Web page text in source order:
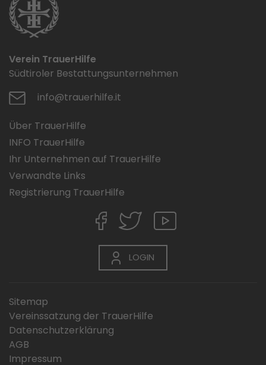
Verein TrauerHilfe
Südtiroler Bestattungsunternehmen
info@trauerhilfe.it
Über TrauerHilfe
INFO TrauerHilfe
Ihr Unternehmen auf TrauerHilfe
Verwandte Links
Registrierung TrauerHilfe
LOGIN
Sitemap
Vereinssatzung der TrauerHilfe
Datenschutzerklärung
AGB
Impressum